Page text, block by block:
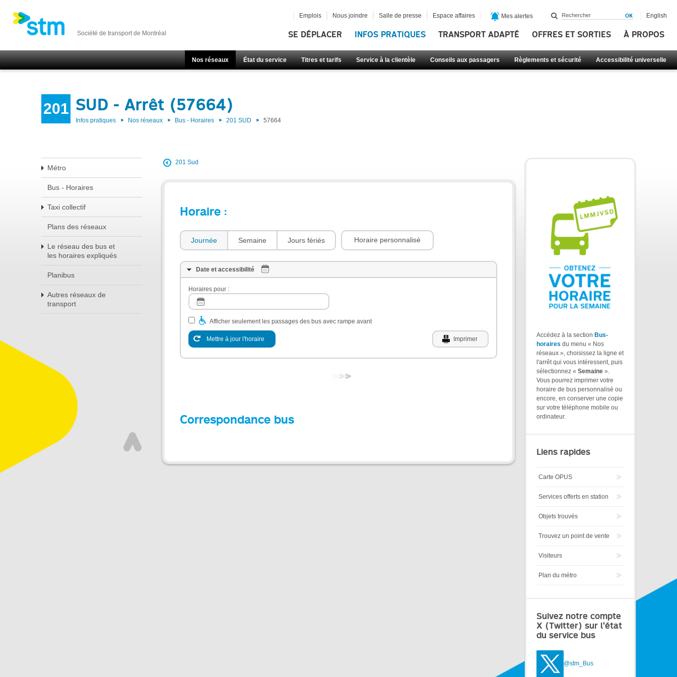
Société de transport de Montréal SE DÉPLACER INFOS PRATIQUES TRANSPORT ADAPTÉ OFFRES ET SORTIES À PROPOS
Nos réseaux État du service Titres et tarifs Service à la clientèle Conseils aux passagers Règlements et sécurité Accessibilité universelle
Emplois Nous joindre Salle de presse Espace affaires Mes alertes English
201 SUD - Arrêt (57664)
Infos pratiques Nos réseaux Bus - Horaires 201 SUD 57664
Métro
Bus - Horaires
Taxi collectif
Plans des réseaux
Le réseau des bus et
les horaires expliqués
Planibus
Autres réseaux de
transport
201 Sud
Horaire :
Journée Semaine Jours fériés Horaire personnalisé
Date et accessibilité
Horaires pour :
Afficher seulement les passages des bus avec rampe avant
Mettre à jour l'horaire Imprimer
Correspondance bus
Accédez à la section Bus-
horaires du menu « Nos
réseaux », choisissez la ligne et
l'arrêt qui vous intéressent, puis
sélectionnez « Semaine ».
Vous pourrez imprimer votre
horaire de bus personnalisé ou
encore, en conserver une copie
sur votre téléphone mobile ou
ordinateur.
Liens rapides
Carte OPUS
Services offerts en station
Objets trouvés
Trouvez un point de vente
Visiteurs
Plan du métro
Suivez notre compte
X (Twitter) sur l'état
du service bus
@stm_Bus